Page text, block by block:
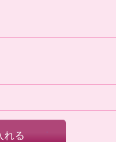
れる